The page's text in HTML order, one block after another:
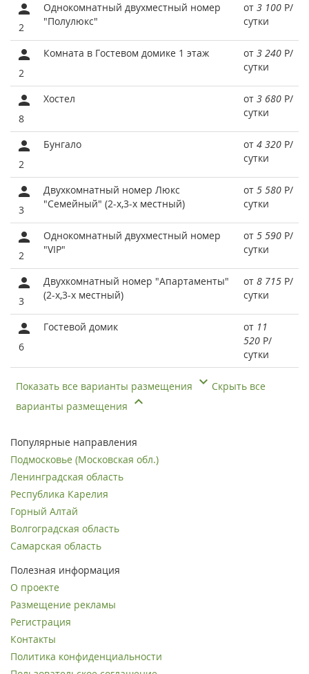
2
Однокомнатный двухместный номер
"Полулюкс"
от 3 100 Р/
сутки
2
Комната в Гостевом домике 1 этаж от 3 240 Р/
сутки
8
Хостел от 3 680 Р/
сутки
2
Бунгало от 4 320 Р/
сутки
3
Двухкомнатный номер Люкс
"Семейный" (2-х,3-х местный)
от 5 580 Р/
сутки
2
Однокомнатный двухместный номер
"VIP"
от 5 590 Р/
сутки
3
Двухкомнатный номер "Апартаменты"
(2-х,3-х местный)
от 8 715 Р/
сутки
6
Гостевой домик от 11
520 Р/
сутки
Показать все варианты размещения
Скрыть все
варианты размещения
Популярные направления
Подмосковье (Московская обл.)
Ленинградская область
Республика Карелия
Горный Алтай
Волгоградская область
Самарская область
Полезная информация
О проекте
Размещение рекламы
Регистрация
Контакты
Политика конфиденциальности